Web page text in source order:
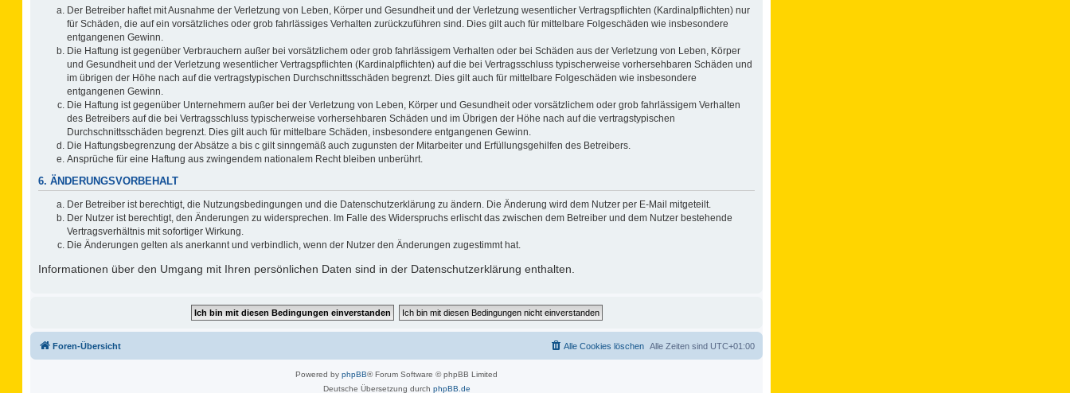
Der Betreiber haftet mit Ausnahme der Verletzung von Leben, Körper und Gesundheit und der Verletzung wesentlicher Vertragspflichten (Kardinalpflichten) nur
für Schäden, die auf ein vorsätzliches oder grob fahrlässiges Verhalten zurückzuführen sind. Dies gilt auch für mittelbare Folgeschäden wie insbesondere
entgangenen Gewinn.
Die Haftung ist gegenüber Verbrauchern außer bei vorsätzlichem oder grob fahrlässigem Verhalten oder bei Schäden aus der Verletzung von Leben, Körper
und Gesundheit und der Verletzung wesentlicher Vertragspflichten (Kardinalpflichten) auf die bei Vertragsschluss typischerweise vorhersehbaren Schäden und
im übrigen der Höhe nach auf die vertragstypischen Durchschnittsschäden begrenzt. Dies gilt auch für mittelbare Folgeschäden wie insbesondere
entgangenen Gewinn.
Die Haftung ist gegenüber Unternehmern außer bei der Verletzung von Leben, Körper und Gesundheit oder vorsätzlichem oder grob fahrlässigem Verhalten
des Betreibers auf die bei Vertragsschluss typischerweise vorhersehbaren Schäden und im Übrigen der Höhe nach auf die vertragstypischen
Durchschnittsschäden begrenzt. Dies gilt auch für mittelbare Schäden, insbesondere entgangenen Gewinn.
Die Haftungsbegrenzung der Absätze a bis c gilt sinngemäß auch zugunsten der Mitarbeiter und Erfüllungsgehilfen des Betreibers.
Ansprüche für eine Haftung aus zwingendem nationalem Recht bleiben unberührt.
6. ÄNDERUNGSVORBEHALT
Der Betreiber ist berechtigt, die Nutzungsbedingungen und die Datenschutzerklärung zu ändern. Die Änderung wird dem Nutzer per E-Mail mitgeteilt.
Der Nutzer ist berechtigt, den Änderungen zu widersprechen. Im Falle des Widerspruchs erlischt das zwischen dem Betreiber und dem Nutzer bestehende
Vertragsverhältnis mit sofortiger Wirkung.
Die Änderungen gelten als anerkannt und verbindlich, wenn der Nutzer den Änderungen zugestimmt hat.
Informationen über den Umgang mit Ihren persönlichen Daten sind in der Datenschutzerklärung enthalten.
Foren-Übersicht Alle Zeiten sind UTC+01:00
Alle Cookies löschen
Powered by phpBB® Forum Software © phpBB Limited
Deutsche Übersetzung durch phpBB.de